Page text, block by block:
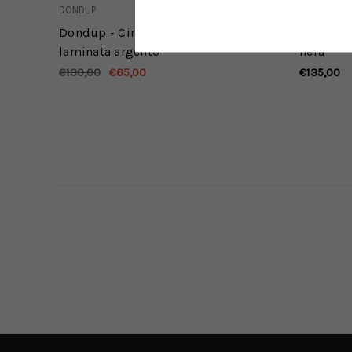
DONDUP
Dondup - Cintura in pelle
laminata argento
€130,00 €65,00
nera
€135,00